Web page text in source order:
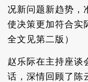
况新问题新趋势，
使决策更加符合实
全文见第二版）
赵乐际在主持座谈
话，深情回顾了陈